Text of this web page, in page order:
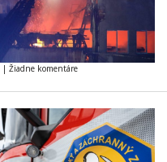
| Žiadne komentáre